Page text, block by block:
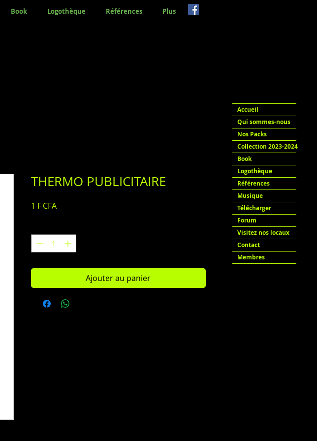
Book Logothèque Références Plus
THERMO PUBLICITAIRE
1 F CFAPrix
Ajouter au panier
Accueil
Qui sommes-nous
Nos Packs
Collection 2023-2024
Book
Logothèque
Références
Musique
Télécharger
Forum
Visitez nos locaux
Contact
Membres